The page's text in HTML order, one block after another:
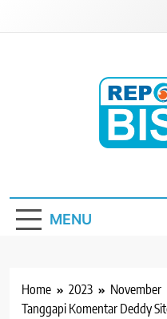
MENU
Home 2023 November
Tanggapi Komentar Deddy